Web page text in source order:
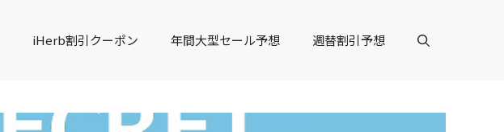
iHerb割引クーポン 年間大型セール予想 週替割引予想